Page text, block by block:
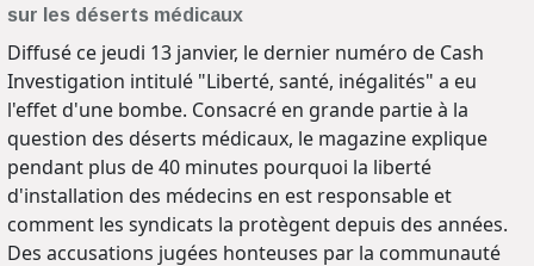
sur les déserts médicaux
Diffusé ce jeudi 13 janvier, le dernier numéro de Cash
Investigation intitulé "Liberté, santé, inégalités" a eu
l'effet d'une bombe. Consacré en grande partie à la
question des déserts médicaux, le magazine explique
pendant plus de 40 minutes pourquoi la liberté
d'installation des médecins en est responsable et
comment les syndicats la protègent depuis des années.
Des accusations jugées honteuses par la communauté